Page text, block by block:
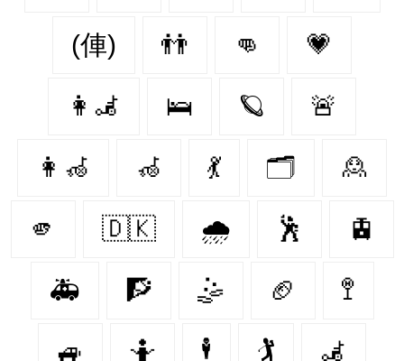
(俥) 👬 👊 💗
👩‍🦼‍ 🛌 🪐 🚨
👩‍🦽‍ 🦽 💃 🗂 🙎‍
🫵 🇩🇰 🌧 🕺 🚊
🚑 🧗 🤹 🏈 🚏
🚙 🤷 🕴 🏌 🦼